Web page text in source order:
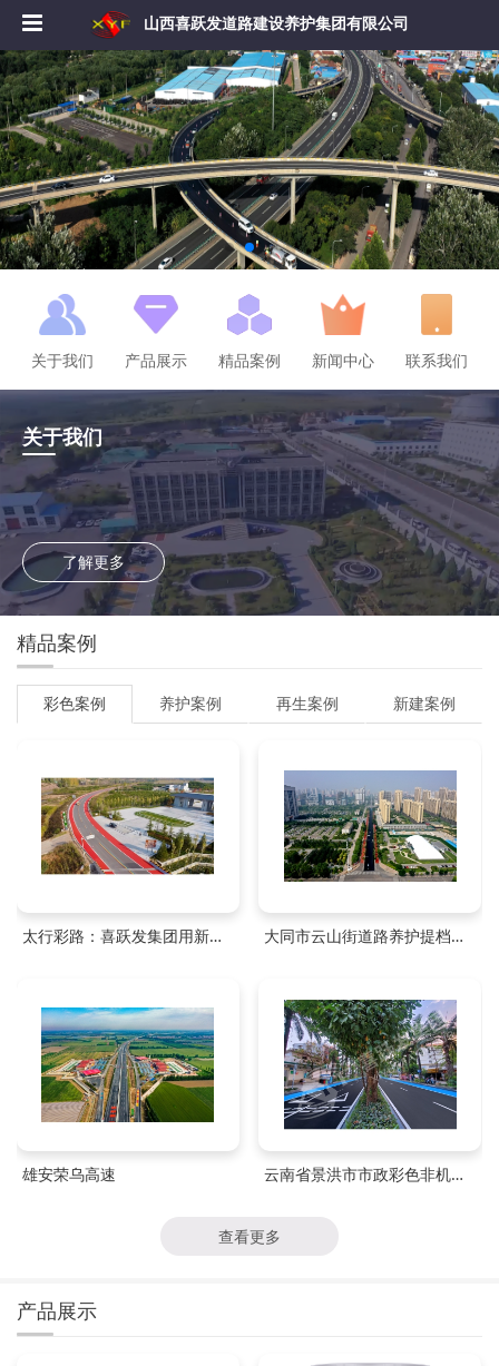
山西喜跃发道路建设养护集团有限公司
关于我们 产品展示 精品案例 新闻中心 联系我们
关于我们
了解更多
精品案例
彩色案例 养护案例 再生案例 新建案例
太行彩路：喜跃发集团用新材料铺就诗意画卷 大同市云山街道路养护提档升级
雄安荣乌高速 云南省景洪市市政彩色非机动车道
查看更多
产品展示